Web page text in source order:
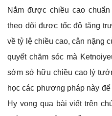
Nắm được chiều cao
theo dõi được tốc độ tăng
về tỷ lệ chiều cao, cân nặng
quyết chăm sóc mà
sớm sở hữu chiều cao lý
học các phương pháp này
Hy vọng qua bài viết trên